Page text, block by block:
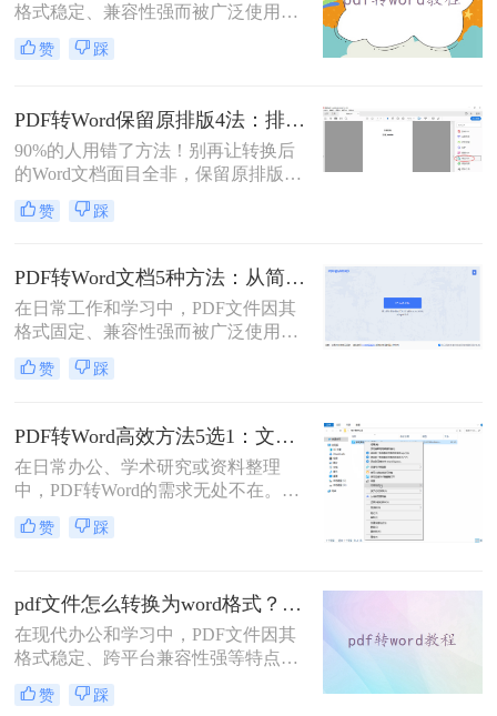
格式稳定、兼容性强而被广泛使用。
然而，当需要对PDF内容进行编辑
时，很多人会遇到困难。此时，将
换成word"这一常见需求，本文将为
您详细介绍五种安全、高效且完全免
费的转换方法，帮助您轻松实现格式
转换。
赞 踩
PDF转Word保留原排版4法：排版优先模式、OCR选项和格式修复全流程！
90%的人用错了方法！别再让转换后
的Word文档面目全非，保留原排版的
秘密就在这里。“这表格怎么全乱
了？”、“字体全变了，我还得一个个
PDF转为Word文档时，最崩溃的瞬
间。一份精心排版的PDF报告，转换
后却变成需要“二次加工”的混乱文
档，不仅浪费时间，更可能引发关键
信息错漏的风险。那么pdf转word怎么
保留原排版呢？
赞 踩
PDF转Word文档5种方法：从简单复制到专业软件的适用范围！
在日常工作和学习中，PDF文件因其
格式固定、兼容性强而被广泛使用。
然而，PDF的静态特性也带来了编辑
困难的问题。为了便于修改和协作，
许多用户的刚需。那么pdf怎么转换成
word文档呢？本文将详细介绍五种常
用的PDF转Word方法，帮助您选择最
适合自己的解决方案。
赞 踩
PDF转Word高效方法5选1：文件大小和类型决定用哪个！
在日常办公、学术研究或资料整理
中，PDF转Word的需求无处不在。那
么pdf怎么转换成word呢？本文将系统
解析5种主流方法，涵盖不同场景，
赞 踩
pdf文件怎么转换为word格式？这3种转换方法可以尝试下！
在现代办公和学习中，PDF文件因其
格式稳定、跨平台兼容性强等特点而
被广泛使用。然而，当需要编辑PDF
文件中的内容时，将其转换为Word格
赞 踩